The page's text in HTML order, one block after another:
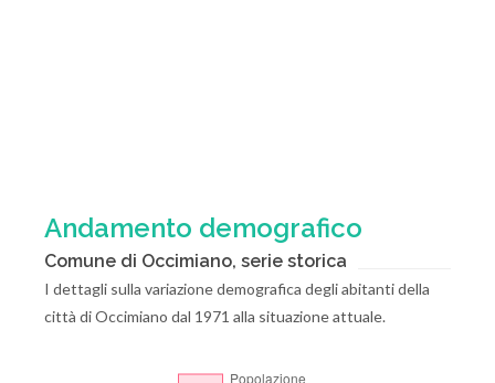
Andamento demografico
Comune di Occimiano, serie storica
I dettagli sulla variazione demografica degli abitanti della
città di Occimiano dal 1971 alla situazione attuale.